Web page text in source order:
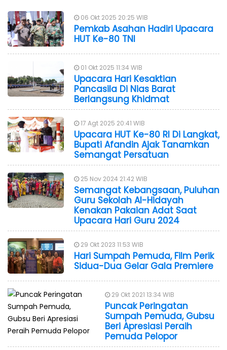
06 Okt 2025 20:25 WIB
Pemkab Asahan Hadiri Upacara
HUT Ke-80 TNI
01 Okt 2025 11:34 WIB
Upacara Hari Kesaktian
Pancasila Di Nias Barat
Berlangsung Khidmat
17 Agt 2025 20:41 WIB
Upacara HUT Ke-80 RI Di Langkat,
Bupati Afandin Ajak Tanamkan
Semangat Persatuan
25 Nov 2024 21:42 WIB
Semangat Kebangsaan, Puluhan
Guru Sekolah Al-Hidayah
Kenakan Pakaian Adat Saat
Upacara Hari Guru 2024
29 Okt 2023 11:53 WIB
Hari Sumpah Pemuda, Film Perik
Sidua-Dua Gelar Gala Premiere
29 Okt 2021 13:34 WIB
Puncak Peringatan
Sumpah Pemuda, Gubsu
Beri Apresiasi Peraih
Pemuda Pelopor